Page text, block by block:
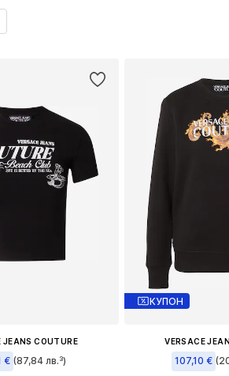
JEANS COUTURE
€ (87,84 лв.³)
КУПОН
VERSACE
107,10 €